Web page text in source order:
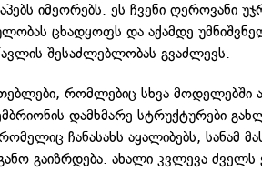
იმეორებს. ეს ჩვენი ღეროვანი
ცხადყოფს და აქამდე
შესაძლებლობას გვაძლევს.
რომლებიც სხვა
დამხმარე სტრუქტურები
ჩანასახს აყალიბებს, სანამ
გაიზრდება. ახალი კვლევა ძველს